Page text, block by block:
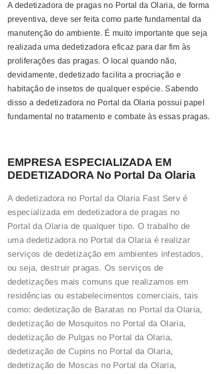
A dedetizadora de pragas no Portal da Olaria, de forma
preventiva, deve ser feita como parte fundamental da
manutenção do ambiente. É muito importante que seja
realizada uma dedetizadora eficaz para dar fim às
proliferações das pragas. O local quando não,
devidamente, dedetizado facilita a procriação e
habitação de insetos de qualquer espécie. Sabendo
disso a dedetizadora no Portal da Olaria possui papel
fundamental no tratamento e combate às essas pragas.
EMPRESA ESPECIALIZADA EM
DEDETIZADORA No Portal Da Olaria
A dedetizadora no Portal da Olaria Fast Serv é
especializada em dedetizadora de pragas no
Portal da Olaria de qualquer tipo. O trabalho de
uma dedetizadora no Portal da Olaria é realizar
serviços de dedetização em ambientes infestados,
ou seja, destruir pragas. Os serviços de
dedetizações mais comuns que realizamos em
residências ou estabelecimentos comerciais, tais
como: dedetização de Baratas no Portal da Olaria,
dedetização de Mosquitos no Portal da Olaria,
dedetização de Pulgas no Portal da Olaria,
dedetização de Cupins no Portal da Olaria,
dedetização de Moscas no Portal da Olaria,